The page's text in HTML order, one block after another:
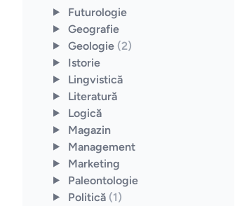
Futurologie
Geografie
Geologie (2)
Istorie
Lingvistică
Literatură
Logică
Magazin
Management
Marketing
Paleontologie
Politică (1)